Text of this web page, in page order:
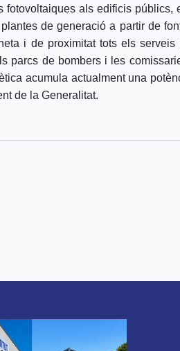
fotovoltaiques als edificis
de generació a partir de
i de proximitat tots els
parcs de bombers i les
acumula actualment una
de la Generalitat.